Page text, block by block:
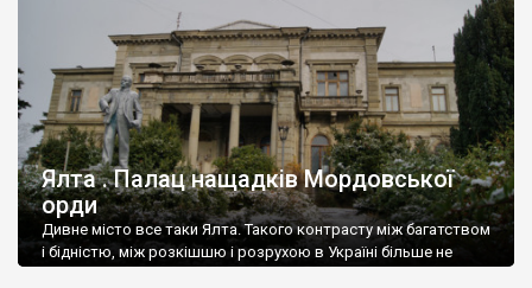
Ялта . Палац нащадків Мордовської
орди
Дивне місто все таки Ялта. Такого контрасту між багатством
і бідністю, між розкішшю і розрухою в Україні більше не